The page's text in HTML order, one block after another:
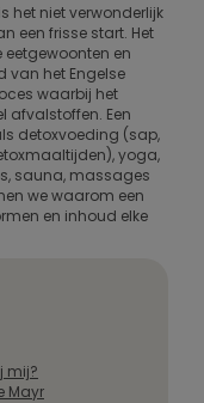
het niet verwonderlijk
een frisse start. Het
en
van het Engelse
waarbij het
afvalstoffen. Een
detoxvoeding (sap,
yoga,
sauna, massages
we waarom een
en inhoud elke
mij?
Mayr